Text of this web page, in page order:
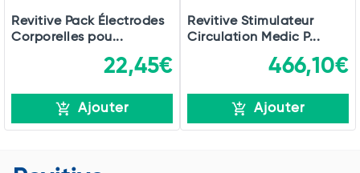
Revitive Pack Électrodes
Corporelles pou...
22,45€
Ajouter
Revitive Stimulateur
Circulation Medic P...
466,10€
Ajouter